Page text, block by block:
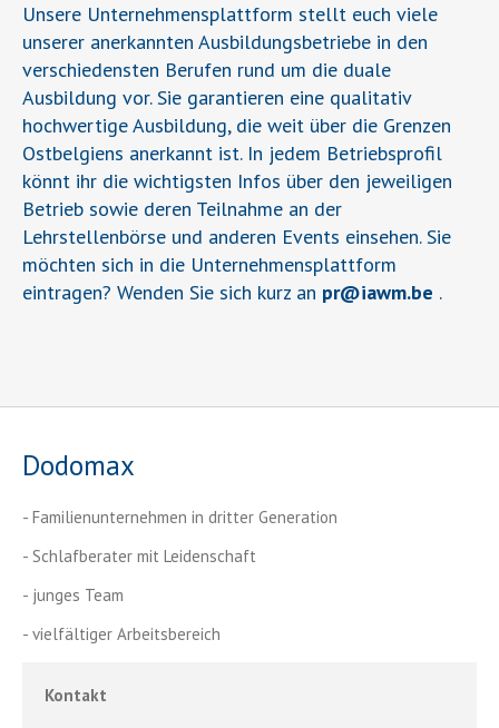
Unsere Unternehmensplattform stellt euch viele
unserer anerkannten Ausbildungsbetriebe in den
verschiedensten Berufen rund um die duale
Ausbildung vor. Sie garantieren eine qualitativ
hochwertige Ausbildung, die weit über die Grenzen
Ostbelgiens anerkannt ist. In jedem Betriebsprofil
könnt ihr die wichtigsten Infos über den jeweiligen
Betrieb sowie deren Teilnahme an der
Lehrstellenbörse und anderen Events einsehen. Sie
möchten sich in die Unternehmensplattform
eintragen? Wenden Sie sich kurz an pr@iawm.be .
Dodomax
- Familienunternehmen in dritter Generation
- Schlafberater mit Leidenschaft
- junges Team
- vielfältiger Arbeitsbereich
Kontakt